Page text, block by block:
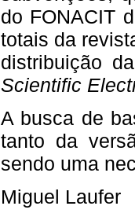
do FONACIT
totais da
distribuição
Scientific
A busca de
tanto da
sendo uma
Miguel Laufer